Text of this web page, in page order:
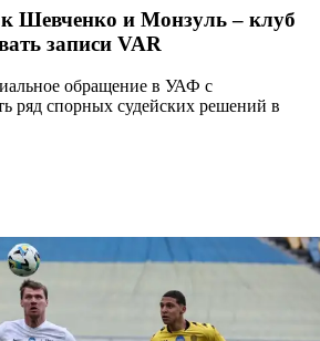
к Шевченко и Монзуль – клуб
записи VAR
обращение в УАФ с
ряд спорных судейских решений в